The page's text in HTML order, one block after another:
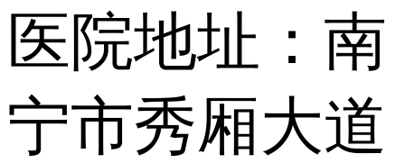
医院地址：南
宁市秀厢大道